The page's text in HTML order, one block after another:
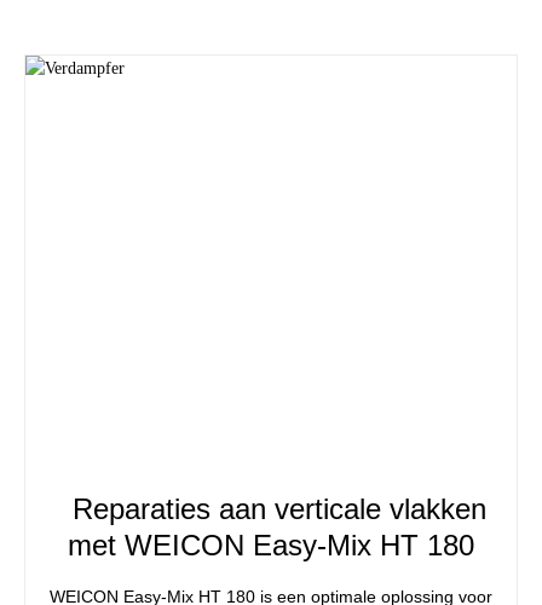
Reparaties aan verticale vlakken
met WEICON Easy-Mix HT 180
WEICON Easy-Mix HT 180 is een optimale oplossing voor